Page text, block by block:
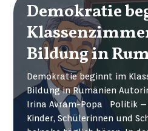
am
26.06.2026
Demokratie
Bildung in
Demokratie beginnt im
Bildung in Rumänien
Irina Avram-Popa Politik –
Kinder, Schülerinnen und